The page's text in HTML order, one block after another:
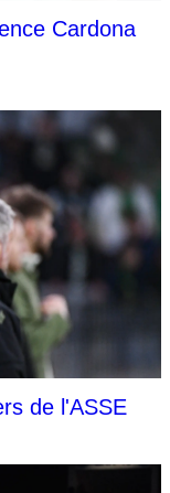
Cardona
de l'ASSE